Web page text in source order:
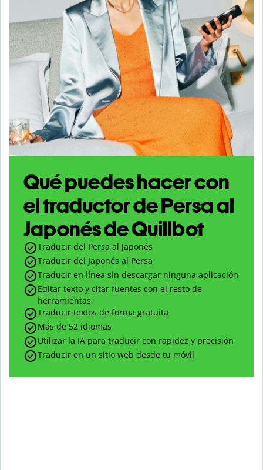
Qué puedes hacer con
el traductor de Persa al
Japonés de Quillbot
Traducir del Persa al Japonés
Traducir del Japonés al Persa
Traducir en línea sin descargar ninguna aplicación
Editar texto y citar fuentes con el resto de
herramientas
Traducir textos de forma gratuita
Más de 52 idiomas
Utilizar la IA para traducir con rapidez y precisión
Traducir en un sitio web desde tu móvil